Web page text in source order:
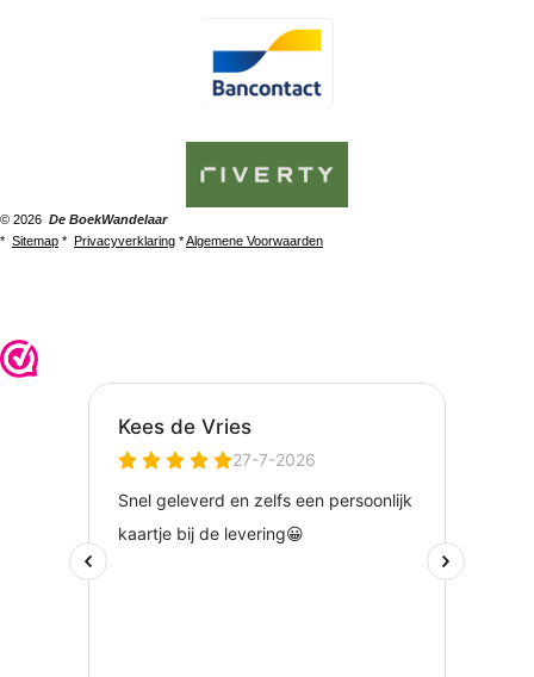
© 2026 De BoekWandelaar
* Sitemap * Privacyverklaring *Algemene Voorwaarden